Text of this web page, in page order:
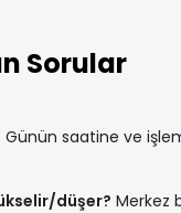
Sorular
Günün saatine ve
düşer? Merkez